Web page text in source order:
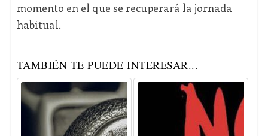
momento en el que se recuperará la jornada
habitual.
TAMBIÉN TE PUEDE INTERESAR...